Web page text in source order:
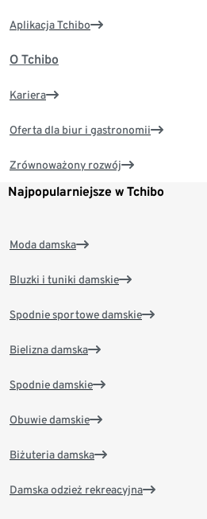
Aplikacja Tchibo
O Tchibo
Kariera
Oferta dla biur i gastronomii
Zrównoważony rozwój
Najpopularniejsze w Tchibo
Moda damska
Bluzki i tuniki damskie
Spodnie sportowe damskie
Bielizna damska
Spodnie damskie
Obuwie damskie
Biżuteria damska
Damska odzież rekreacyjna